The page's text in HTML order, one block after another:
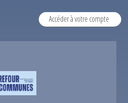
Accéder à votre compte